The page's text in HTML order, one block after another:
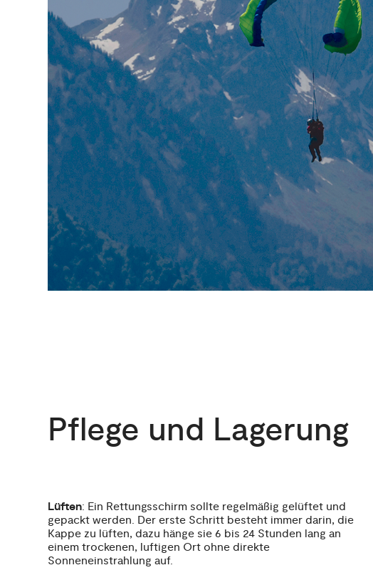
Pflege und Lagerung
Lüften: Ein Rettungsschirm sollte regelmäßig gelüftet und
gepackt werden. Der erste Schritt besteht immer darin, die
Kappe zu lüften, dazu hänge sie 6 bis 24 Stunden lang an
einem trockenen, luftigen Ort ohne direkte
Sonneneinstrahlung auf.